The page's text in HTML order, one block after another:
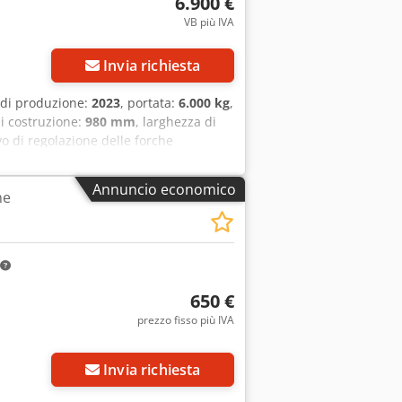
VB più IVA
Invia richiesta
produzione: 2023, portata: 6.000 kg,
costruzione: 980 mm, larghezza di
di regolazione delle forche
Condizioni: Pari al nuovo Condizioni
2400 mm, condizioni pari al
a contattarci. Oltre a questo
il nostro sito web
e consegna a
– anche senza l’acquisto di un
di caricamento dell’annuncio.
Annuncio economico
650 €
prezzo fisso più IVA
Invia richiesta